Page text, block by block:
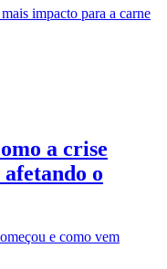
impacto para a carne
a crise
afetando o
e como vem